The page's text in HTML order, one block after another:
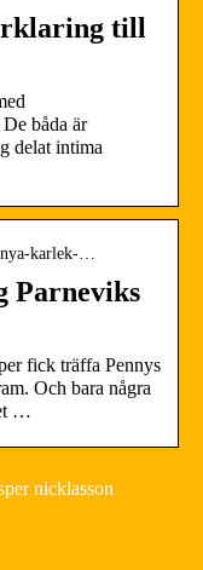
till
båda är
delat intima
karlek-…
Parneviks
fick träffa Pennys
Och bara några
…
nicklasson